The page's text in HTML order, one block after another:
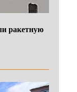
ракетную